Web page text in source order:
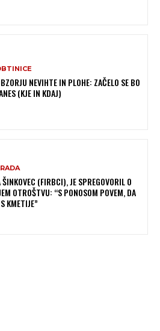
NEVIHTE IN PLOHE: ZAČELO SE BO
(KJE IN KDAJ)
ŠINKOVEC (FIRBCI), JE SPREGOVORIL O
OTROŠTVU: “S PONOSOM POVEM, DA
KMETIJE”